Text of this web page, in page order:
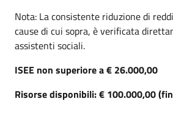
Nota: La consistente riduzione di
cause di cui sopra, è verificata
assistenti sociali.
ISEE non superiore a € 26.000,00
Risorse disponibili: € 100.000,00